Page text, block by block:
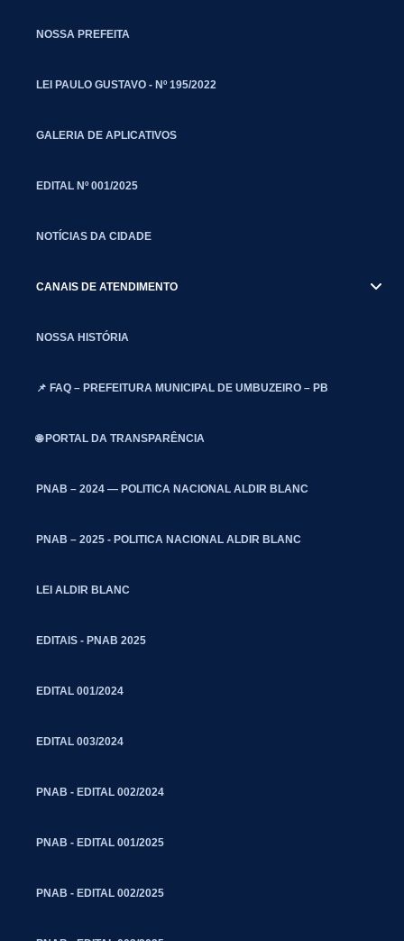
NOSSA PREFEITA
LEI PAULO GUSTAVO - Nº 195/2022
GALERIA DE APLICATIVOS
EDITAL Nº 001/2025
NOTÍCIAS DA CIDADE
CANAIS DE ATENDIMENTO
NOSSA HISTÓRIA
📌 FAQ – PREFEITURA MUNICIPAL DE UMBUZEIRO – PB
🌐 PORTAL DA TRANSPARÊNCIA
PNAB – 2024 — POLITICA NACIONAL ALDIR BLANC
PNAB – 2025 - POLITICA NACIONAL ALDIR BLANC
LEI ALDIR BLANC
EDITAIS - PNAB 2025
EDITAL 001/2024
EDITAL 003/2024
PNAB - EDITAL 002/2024
PNAB - EDITAL 001/2025
PNAB - EDITAL 002/2025